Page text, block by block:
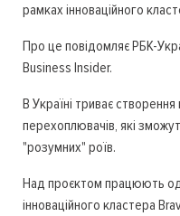
рамках інноваційного
Про це повідомляє РБК-
Business Insider.
В Україні триває
перехоплювачів, які
"розумних" роїв.
Над проєктом працюють
інноваційного кластера